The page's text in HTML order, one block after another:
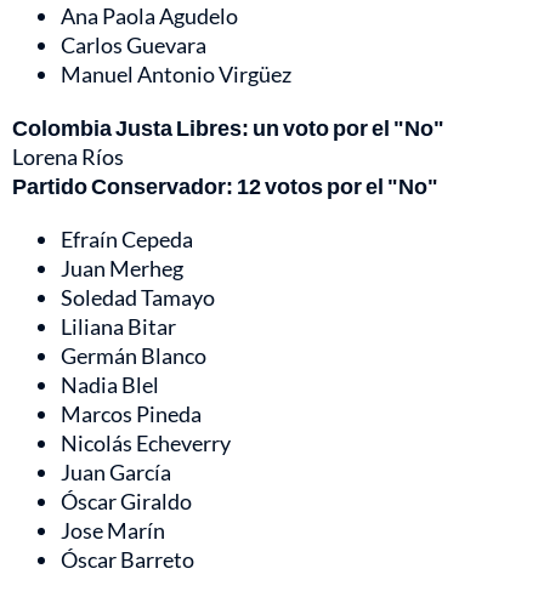
Ana Paola Agudelo
Carlos Guevara
Manuel Antonio Virgüez
Colombia Justa Libres: un voto por el "No"
Lorena Ríos
Partido Conservador: 12 votos por el "No"
Efraín Cepeda
Juan Merheg
Soledad Tamayo
Liliana Bitar
Germán Blanco
Nadia Blel
Marcos Pineda
Nicolás Echeverry
Juan García
Óscar Giraldo
Jose Marín
Óscar Barreto